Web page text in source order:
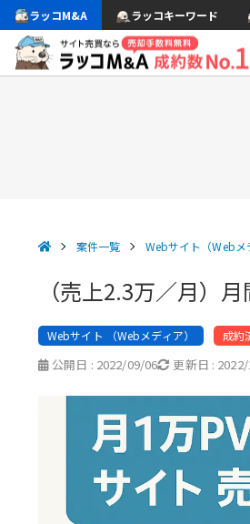
ラッコM&A ラッコキーワード
案件一覧 Webサイト（Webメ
（売上2.3万／月）
Webサイト （Webメディア） 成約
公開日 : 2022/09/06 更新日 :